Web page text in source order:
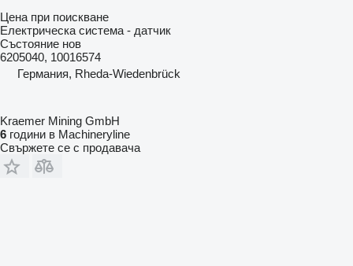
Цена при поискване
Електрическа система - датчик
Състояние нов
6205040, 10016574
Германия, Rheda-Wiedenbrück
Kraemer Mining GmbH
6 години в Machineryline
Свържете се с продавача